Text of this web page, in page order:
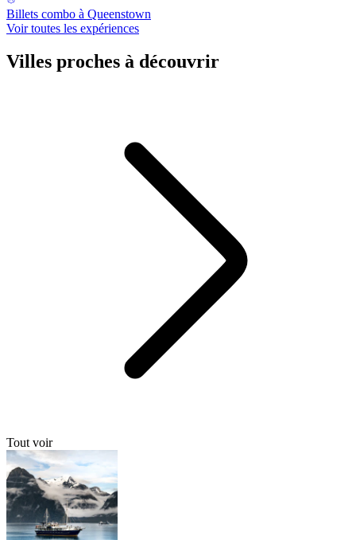
Billets combo à Queenstown
Voir toutes les expériences
Villes proches à découvrir
Tout voir